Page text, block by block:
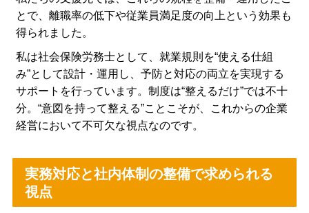
とで、離職率の低下や従業員満足度の向上という効果も
得られました。
私は社会保険労務士として、就業規則を“使える仕組
み”として設計・運用し、予防と対応の両立を実現する
サポートを行っています。制度は“整えるだけ”では不十
分。“意図を持って整える”ことこそが、これからの企業
経営において不可欠な視点なのです。
実務対応と社内体制の整備で求められる
視点